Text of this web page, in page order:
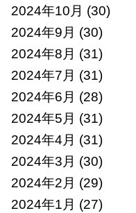
2024年10月 (30)
2024年9月 (30)
2024年8月 (31)
2024年7月 (31)
2024年6月 (28)
2024年5月 (31)
2024年4月 (31)
2024年3月 (30)
2024年2月 (29)
2024年1月 (27)